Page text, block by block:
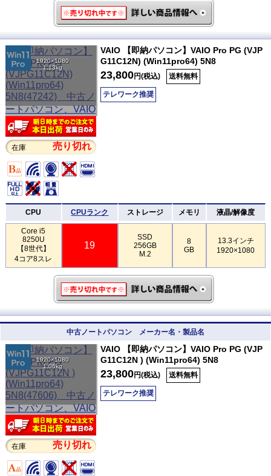
1920×1080
1.13kg
在庫 売り切れ
VAIO 【即納パソコン】VAIO Pro PG (VJP
G11C12N) (Win11pro64) 5N8
23,800円(税込) 送料無料
テレワーク推奨
CPU CPUランク ストレージ メモリ 液晶/解像度
Core i5
8250U
【8世代】
4コア8スレ
19
SSD
256GB
M.2
8
GB
13.3インチ
1920×1080
中古ノートパソコン メーカー名・製品名
1920×1080
1.06kg
在庫 売り切れ
VAIO 【即納パソコン】VAIO Pro PG (VJP
G11C12N ) (Win11pro64) 5N8
23,800円(税込) 送料無料
テレワーク推奨